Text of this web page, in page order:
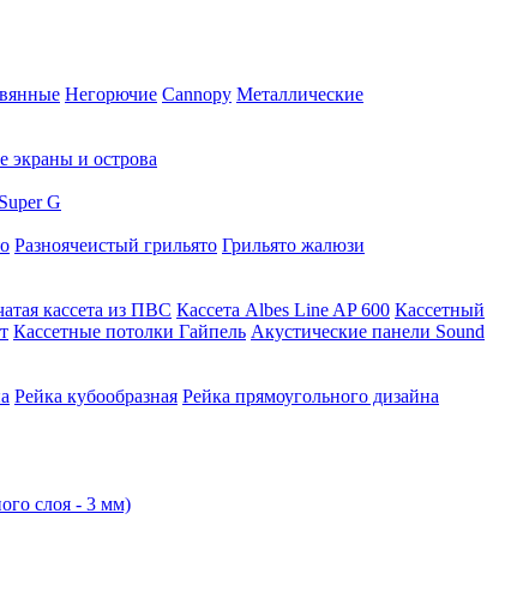
Негорючие Cannopy Металлические
экраны и острова
Super G
Разноячеистый грильято Грильято жалюзи
кассета из ПВС Кассета Albes Line AP 600 Кассетный
Кассетные потолки Гайпель Акустические панели Sound
Рейка кубообразная Рейка прямоугольного дизайна
слоя - 3 мм)